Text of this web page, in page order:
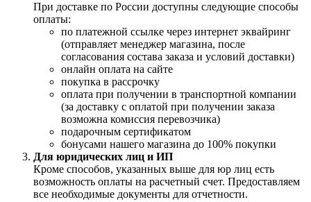
При доставке по России доступны следующие способы
оплаты:
по платежной ссылке через интернет эквайринг
(отправляет менеджер магазина, после
согласования состава заказа и условий доставки)
онлайн оплата на сайте
покупка в рассрочку
оплата при получении в транспортной компании
(за доставку с оплатой при получении заказа
возможна комиссия перевозчика)
подарочным сертификатом
бонусами нашего магазина до 100% покупки
Для юридических лиц и ИП
Кроме способов, указанных выше для юр лиц есть
возможность оплаты на расчетный счет. Предоставляем
все необходимые документы для отчетности.